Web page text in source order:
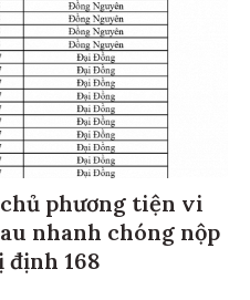
phương tiện vi
nhanh chóng nộp
định 168